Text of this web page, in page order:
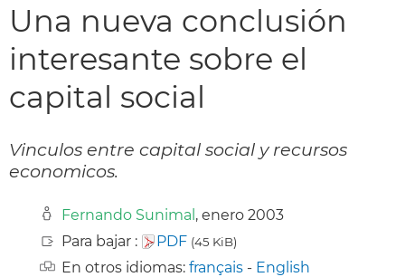
Una nueva conclusión
interesante sobre el
capital social
Vinculos entre capital social y recursos
economicos.
Fernando Sunimal , enero 2003
Para bajar :
PDF (45 KiB)
En otros idiomas: français - English